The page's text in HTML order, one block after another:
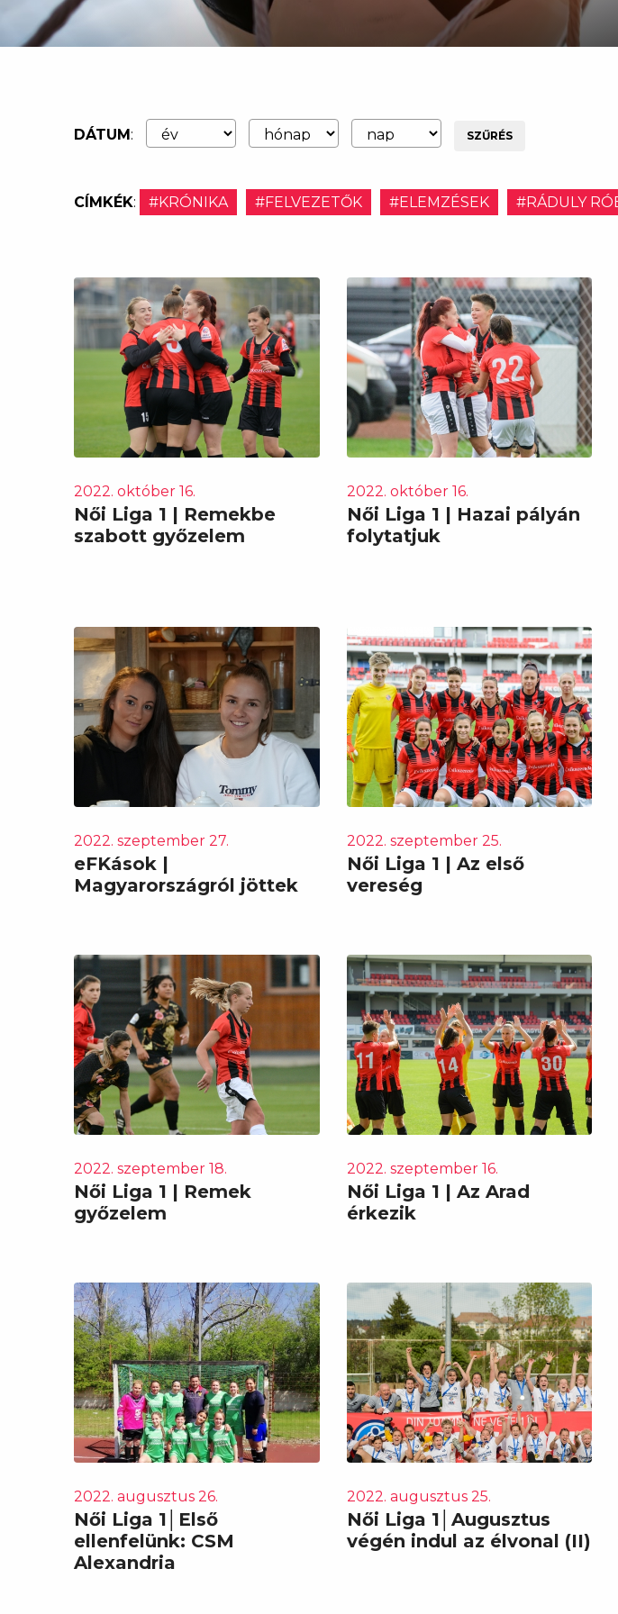
DÁTUM: SZŰRÉS
CÍMKÉK: #KRÓNIKA #FELVEZETŐK #ELEMZÉSEK #RÁDULY
2022. október 16.
Női Liga 1 | Remekbe
szabott győzelem
2022. október 16.
Női Liga 1 | Hazai pályán
folytatjuk
2022. szeptember 27.
eFKások |
Magyarországról jöttek
2022. szeptember 25.
Női Liga 1 | Az első
vereség
2022. szeptember 18.
Női Liga 1 | Remek
győzelem
2022. szeptember 16.
Női Liga 1 | Az Arad
érkezik
2022. augusztus 26.
Női Liga 1│Első
ellenfelünk: CSM
Alexandria
2022. augusztus 25.
Női Liga 1│Augusztus
végén indul az élvonal (II)